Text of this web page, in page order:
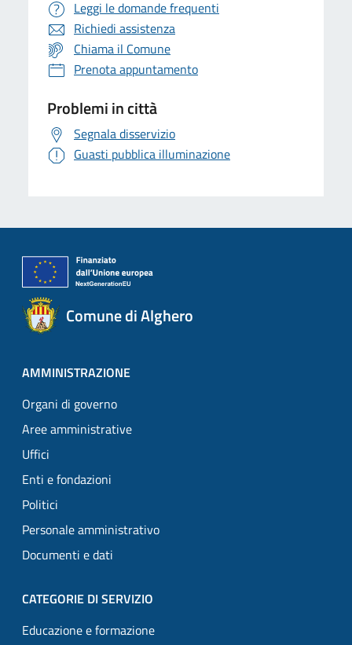
Leggi le domande frequenti
Richiedi assistenza
Chiama il Comune
Prenota appuntamento
Problemi in città
Segnala disservizio
Guasti pubblica illuminazione
Comune di Alghero
AMMINISTRAZIONE
Organi di governo
Aree amministrative
Uffici
Enti e fondazioni
Politici
Personale amministrativo
Documenti e dati
CATEGORIE DI SERVIZIO
Educazione e formazione